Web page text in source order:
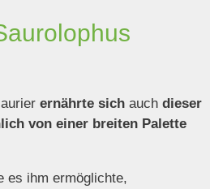
ernährte sich auch dieser
von einer breiten Palette
es ihm ermöglichte,